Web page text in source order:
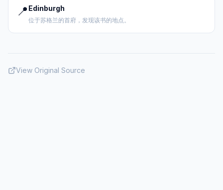
📍 Edinburgh
位于苏格兰的首府，发现该书的地点。
View Original Source